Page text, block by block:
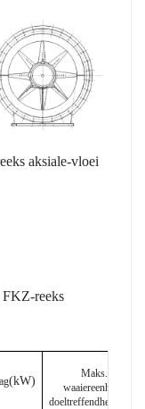
aksiale-vloei
FKZ-reeks
(kW)
Maks.
waaiereenheid-
doeltreffendheid